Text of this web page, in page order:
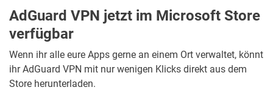
AdGuard VPN jetzt im Microsoft Store
verfügbar
Wenn ihr alle eure Apps gerne an einem Ort verwaltet, könnt
ihr AdGuard VPN mit nur wenigen Klicks direkt aus dem
Store herunterladen.